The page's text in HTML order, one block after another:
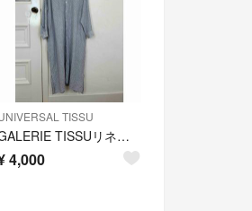
TISSU
GALERIE TISSUリネンシャツワンピース⭐︎UNIVERSAL TISSU
4,000